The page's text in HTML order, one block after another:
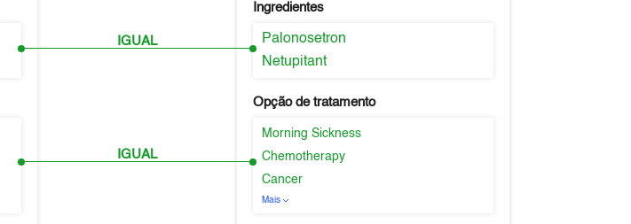
IGUAL
IGUAL
Ingredientes
Palonosetron
Netupitant
Opção de tratamento
Morning Sickness
Chemotherapy
Cancer
Mais